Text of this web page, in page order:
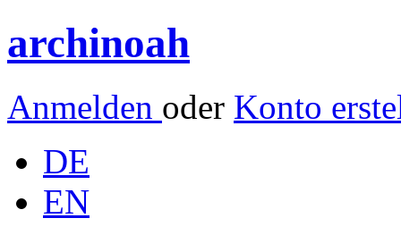
archinoah
Anmelden oder Konto
DE
EN